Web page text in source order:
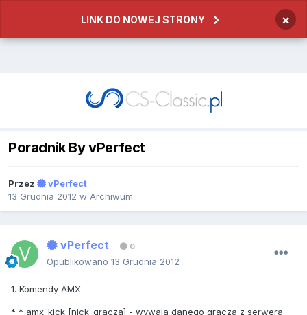
LINK DO NOWEJ STRONY ×
Poradnik By vPerfect
Przez
vPerfect
13 Grudnia 2012 w Archiwum
vPerfect 0
Opublikowano 13 Grudnia 2012
1. Komendy AMX
* * amx_kick [nick_gracza] - wywala danego gracza z serwera